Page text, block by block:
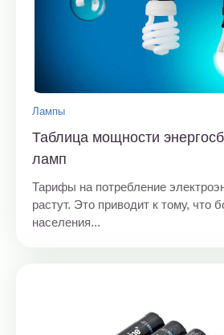
Лампы
Таблица мощности
ламп
Тарифы на потребление
растут. Это приводит к тому, что
населения...